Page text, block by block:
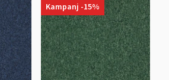
Kampanj -15%